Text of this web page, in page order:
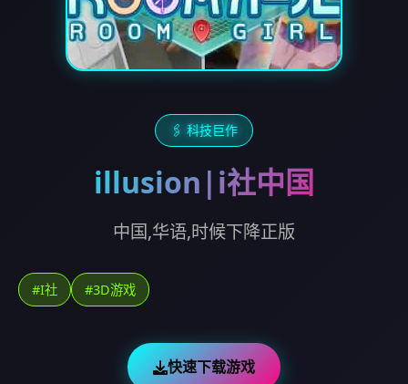
🖇️ 科技巨作
illusion|i社中国
中国,华语,时候下降正版
#I社 #3D游戏
快速下载游戏